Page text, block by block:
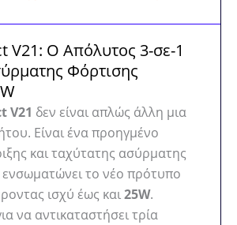
V21: Ο Απόλυτος 3-σε-1
Φόρτισης
V21 δεν είναι απλώς άλλη μια
Είναι ένα προηγμένο
και ταχύτατης ασύρματης
το νέο πρότυπο
ισχύ έως και25W.
να αντικαταστήσει τρία